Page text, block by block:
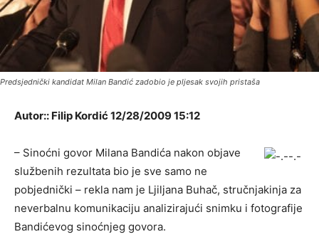
Predsjednički kandidat Milan Bandić zadobio je pljesak svojih pristaša
Autor:: Filip Kordić 12/28/2009 15:12
– Sinoćni govor Milana Bandića nakon objave
službenih rezultata bio je sve samo ne
pobjednički – rekla nam je Ljiljana Buhač, stručnjakinja za
neverbalnu komunikaciju analizirajući snimku i fotografije
Bandićevog sinoćnjeg govora.